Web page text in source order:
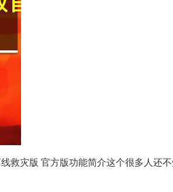
救灾版 官方版功能简介这个很多人还